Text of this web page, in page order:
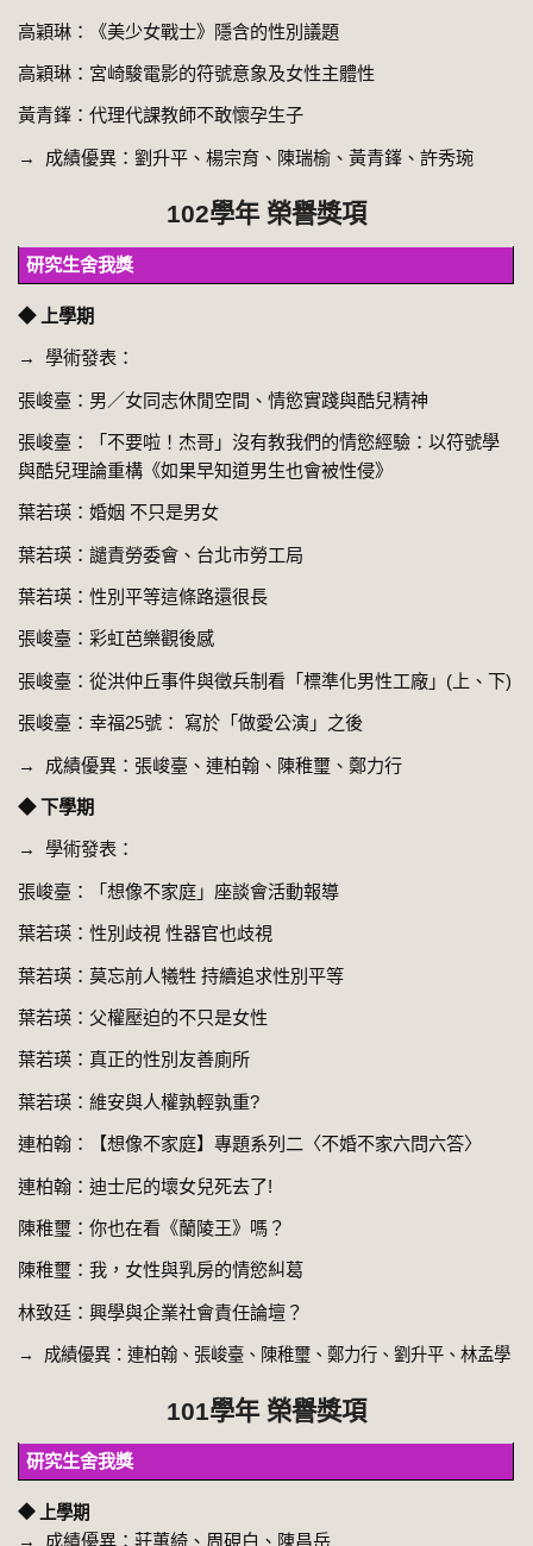
高穎琳：《美少女戰士》隱含的性別議題
高穎琳：宮崎駿電影的符號意象及女性主體性
黃青鎽：代理代課教師不敢懷孕生子
→ 成績優異：劉升平、楊宗育、陳瑞榆、黃青鎽、許秀琬
102學年 榮譽獎項
研究生舍我獎
◆ 上學期
→ 學術發表：
張峻臺：男／女同志休閒空間、情慾實踐與酷兒精神
張峻臺：「不要啦！杰哥」沒有教我們的情慾經驗：以符號學
與酷兒理論重構《如果早知道男生也會被性侵》
葉若瑛：婚姻 不只是男女
葉若瑛：譴責勞委會、台北市勞工局
葉若瑛：性別平等這條路還很長
張峻臺：彩虹芭樂觀後感
張峻臺：從洪仲丘事件與徵兵制看「標準化男性工廠」(上、下)
張峻臺：幸福25號： 寫於「做愛公演」之後
→ 成績優異：張峻臺、連柏翰、陳稚璽、鄭力行
◆ 下學期
→ 學術發表：
張峻臺：「想像不家庭」座談會活動報導
葉若瑛：性別歧視 性器官也歧視
葉若瑛：莫忘前人犧牲 持續追求性別平等
葉若瑛：父權壓迫的不只是女性
葉若瑛：真正的性別友善廁所
葉若瑛：維安與人權孰輕孰重?
連柏翰：【想像不家庭】專題系列二〈不婚不家六問六答〉
連柏翰：迪士尼的壞女兒死去了!
陳稚璽：你也在看《蘭陵王》嗎？
陳稚璽：我，女性與乳房的情慾糾葛
林致廷：興學與企業社會責任論壇？
→ 成績優異：連柏翰、張峻臺、陳稚璽、鄭力行、劉升平、林孟學
101學年 榮譽獎項
研究生舍我獎
◆ 上學期
→ 成績優異：莊蕙綺、周硯白、陳昌岳